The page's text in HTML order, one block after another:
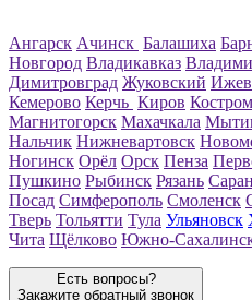
Ангарск Ачинск Балашиха
Новгород Владикавказ
Димитровград Жуковский
Кемерово Керчь Киров
Магнитогорск Махачкала
Нальчик Нижневартовск
Ногинск Орёл Орск Пенза
Пушкино Рыбинск Рязань
Посад Симферополь Смоленск
Тверь Тольятти Тула Ульяновск
Чита Щёлково Южно-
Есть вопросы?
Закажите обратный звонок